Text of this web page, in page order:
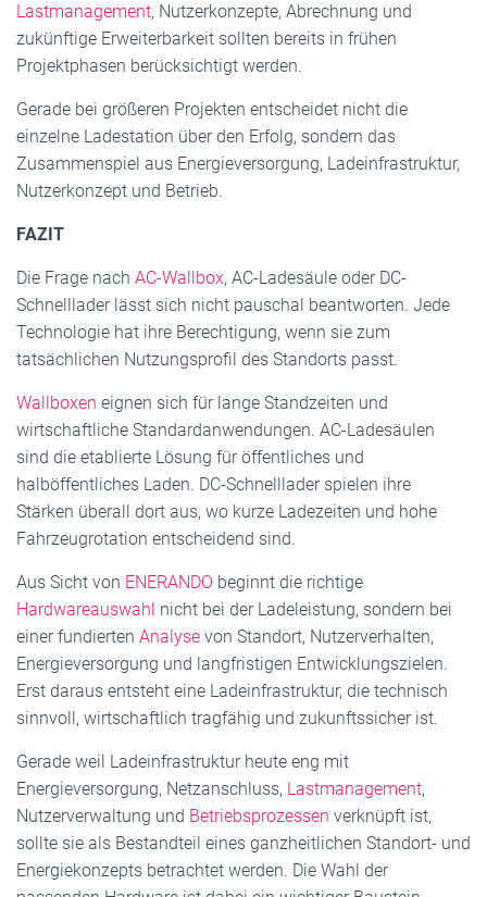
Lastmanagement, Nutzerkonzepte, Abrechnung und
zukünftige Erweiterbarkeit sollten bereits in frühen
Projektphasen berücksichtigt werden.
Gerade bei größeren Projekten entscheidet nicht die
einzelne Ladestation über den Erfolg, sondern das
Zusammenspiel aus Energieversorgung, Ladeinfrastruktur,
Nutzerkonzept und Betrieb.
FAZIT
Die Frage nach AC-Wallbox, AC-Ladesäule oder DC-
Schnelllader lässt sich nicht pauschal beantworten. Jede
Technologie hat ihre Berechtigung, wenn sie zum
tatsächlichen Nutzungsprofil des Standorts passt.
Wallboxen eignen sich für lange Standzeiten und
wirtschaftliche Standardanwendungen. AC-Ladesäulen
sind die etablierte Lösung für öffentliches und
halböffentliches Laden. DC-Schnelllader spielen ihre
Stärken überall dort aus, wo kurze Ladezeiten und hohe
Fahrzeugrotation entscheidend sind.
Aus Sicht von ENERANDO beginnt die richtige
Hardwareauswahl nicht bei der Ladeleistung, sondern bei
einer fundierten Analyse von Standort, Nutzerverhalten,
Energieversorgung und langfristigen Entwicklungszielen.
Erst daraus entsteht eine Ladeinfrastruktur, die technisch
sinnvoll, wirtschaftlich tragfähig und zukunftssicher ist.
Gerade weil Ladeinfrastruktur heute eng mit
Energieversorgung, Netzanschluss, Lastmanagement,
Nutzerverwaltung und Betriebsprozessen verknüpft ist,
sollte sie als Bestandteil eines ganzheitlichen Standort- und
Energiekonzepts betrachtet werden. Die Wahl der